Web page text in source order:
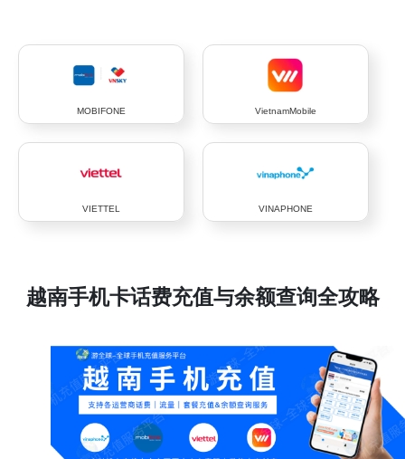
MOBIFONE VietnamMobile
VIETTEL VINAPHONE
越南手机卡话费充值与余额查询全攻略